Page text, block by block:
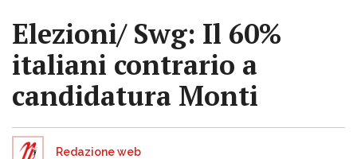
Elezioni/ Swg: Il 60%
italiani contrario a
candidatura Monti
Redazione web